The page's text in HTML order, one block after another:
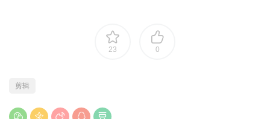
23 0
剪辑